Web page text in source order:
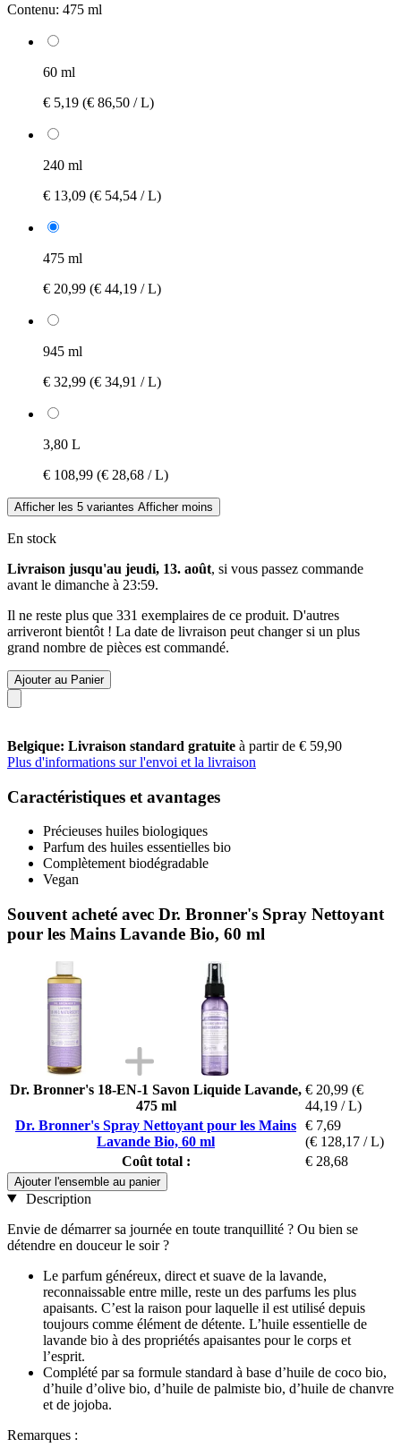
Contenu: 475 ml
60 ml
€ 5,19 (€ 86,50 / L)
240 ml
€ 13,09 (€ 54,54 / L)
475 ml
€ 20,99 (€ 44,19 / L)
945 ml
€ 32,99 (€ 34,91 / L)
3,80 L
€ 108,99 (€ 28,68 / L)
Afficher les 5 variantes Afficher moins
En stock
Livraison jusqu'au jeudi, 13. août, si vous passez commande
avant le dimanche à 23:59.
Il ne reste plus que 331 exemplaires de ce produit. D'autres
arriveront bientôt ! La date de livraison peut changer si un plus
grand nombre de pièces est commandé.
Ajouter au Panier
Belgique: Livraison standard gratuite à partir de € 59,90
Plus d'informations sur l'envoi et la livraison
Caractéristiques et avantages
Précieuses huiles biologiques
Parfum des huiles essentielles bio
Complètement biodégradable
Vegan
Souvent acheté avec Dr. Bronner's Spray Nettoyant
pour les Mains Lavande Bio, 60 ml
Dr. Bronner's 18-EN-1 Savon Liquide Lavande,
475 ml
€ 20,99 (€
44,19 / L)
Dr. Bronner's Spray Nettoyant pour les Mains
Lavande Bio, 60 ml
€ 7,69
(€ 128,17 / L)
Coût total :
€ 28,68
Ajouter l'ensemble au panier
Description
Envie de démarrer sa journée en toute tranquillité ? Ou bien se
détendre en douceur le soir ?
Le parfum généreux, direct et suave de la lavande,
reconnaissable entre mille, reste un des parfums les plus
apaisants. C’est la raison pour laquelle il est utilisé depuis
toujours comme élément de détente. L’huile essentielle de
lavande bio à des propriétés apaisantes pour le corps et
l’esprit.
Complété par sa formule standard à base d’huile de coco bio,
d’huile d’olive bio, d’huile de palmiste bio, d’huile de chanvre
et de jojoba.
Remarques :